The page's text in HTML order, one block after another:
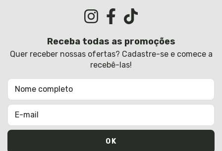
Receba todas as promoções
Quer receber nossas ofertas? Cadastre-se e comece a
recebê-las!